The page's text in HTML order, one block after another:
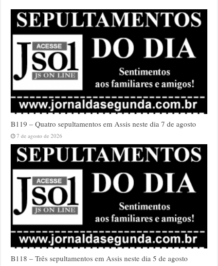
B119 – Quatro sepultamentos em Assis neste dia 7 de agosto
7 de agosto de 2026
B118 – Três sepultamentos em Assis neste dia 5 de agosto